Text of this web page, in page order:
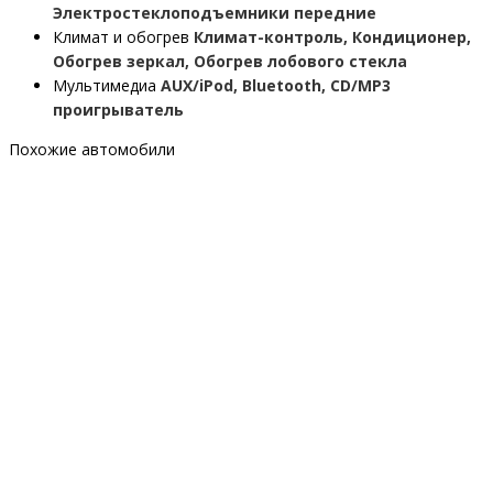
Электростеклоподъемники передние
Климат и обогрев Климат-контроль, Кондиционер,
Обогрев зеркал, Обогрев лобового стекла
Мультимедиа AUX/iPod, Bluetooth, CD/MP3
проигрыватель
Похожие автомобили